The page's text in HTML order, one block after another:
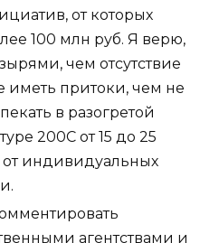
от которых
100 млн руб. Я верю,
чем отсутствие
иметь притоки, чем не
в разогретой
200С от 15 до 25
от индивидуальных
агентствами и